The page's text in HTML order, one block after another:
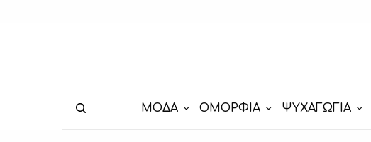
ΜΟΔΑ ΟΜΟΡΦΙΑ ΨΥΧΑΓΩΓΙΑ